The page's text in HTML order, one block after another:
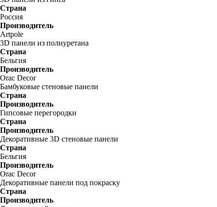
Страна
Россия
Производитель
Artpole
3D панели из полиуретана
Страна
Бельгия
Производитель
Orac Decor
Бамбуковые стеновые панели
Страна
Производитель
Гипсовые перегородки
Страна
Производитель
Декоративные 3D стеновые панели
Страна
Бельгия
Производитель
Orac Decor
Декоративные панели под покраску
Страна
Производитель